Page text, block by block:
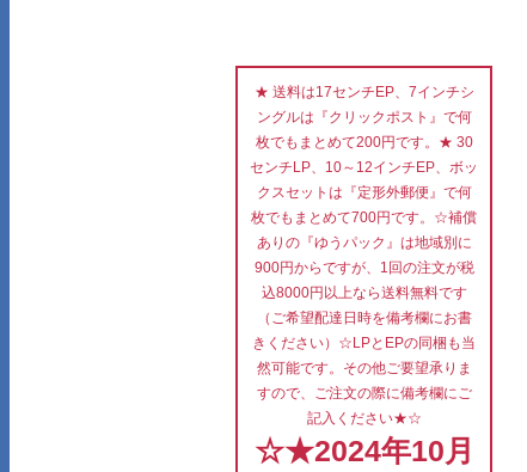
★ 送料は17センチEP、7インチシ
ングルは『クリックポスト』で何
枚でもまとめて200円です。★ 30
センチLP、10～12インチEP、ボッ
クスセットは『定形外郵便』で何
枚でもまとめて700円です。☆補償
ありの『ゆうパック』は地域別に
900円からですが、1回の注文が税
込8000円以上なら送料無料です
（ご希望配達日時を備考欄にお書
きください）☆LPとEPの同梱も当
然可能です。その他ご要望承りま
すので、ご注文の際に備考欄にご
記入ください★☆
☆★2024年10月